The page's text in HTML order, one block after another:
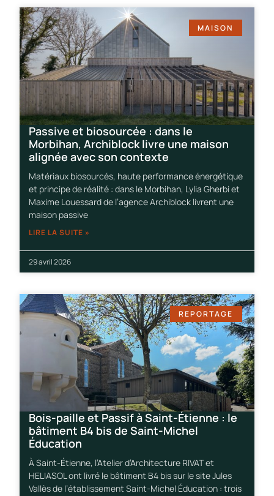
MAISON
Passive et biosourcée : dans le
Morbihan, Archiblock livre une maison
alignée avec son contexte
Matériaux biosourcés, haute performance énergétique
et principe de réalité : dans le Morbihan, Lylia Gherbi et
Maxime Louessard de l’agence Archiblock livrent une
maison passive
LIRE LA SUITE »
29 avril 2026
REPORTAGE
Bois-paille et Passif à Saint-Étienne : le
bâtiment B4 bis de Saint-Michel
Éducation
À Saint-Étienne, l’Atelier d’Architecture RIVAT et
HELIASOL ont livré le bâtiment B4 bis sur le site Jules
Vallès de l’établissement Saint-Michel Éducation : trois